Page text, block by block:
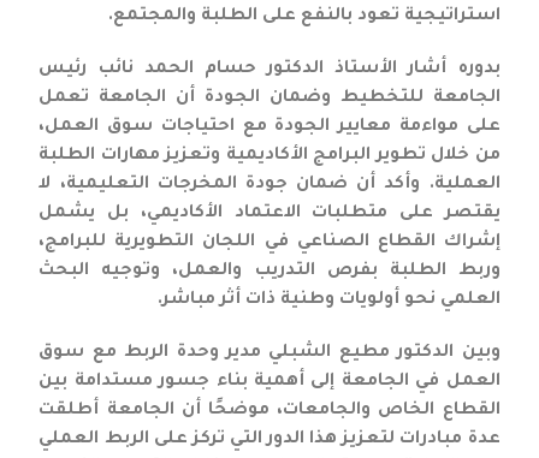
استراتيجية تعود بالنفع على الطلبة والمجتمع.
بدوره أشار الأستاذ الدكتور حسام الحمد نائب رئيس
الجامعة للتخطيط وضمان الجودة أن الجامعة تعمل
على مواءمة معايير الجودة مع احتياجات سوق العمل،
من خلال تطوير البرامج الأكاديمية وتعزيز مهارات الطلبة
العملية. وأكد أن ضمان جودة المخرجات التعليمية، لا
يقتصر على متطلبات الاعتماد الأكاديمي، بل يشمل
إشراك القطاع الصناعي في اللجان التطويرية للبرامج،
وربط الطلبة بفرص التدريب والعمل، وتوجيه البحث
العلمي نحو أولويات وطنية ذات أثر مباشر.
وبين الدكتور مطيع الشبلي مدير وحدة الربط مع سوق
العمل في الجامعة إلى أهمية بناء جسور مستدامة بين
القطاع الخاص والجامعات، موضحًا أن الجامعة أطلقت
عدة مبادرات لتعزيز هذا الدور التي تركز على الربط العملي